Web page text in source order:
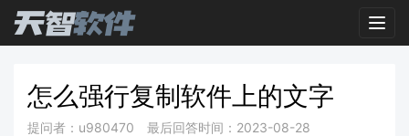
怎么强行复制软件上的文字
提问者：u980470 最后回答时间：2023-08-28